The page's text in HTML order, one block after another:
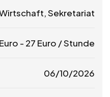
Sekretariat
Euro - 27 Euro / Stunde
06/10/2026